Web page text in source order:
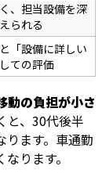
、担当設備を深
られる
「設備に詳しい
ての評価
動の負担が小さ
と、30代後半
ります。車通勤
ります。